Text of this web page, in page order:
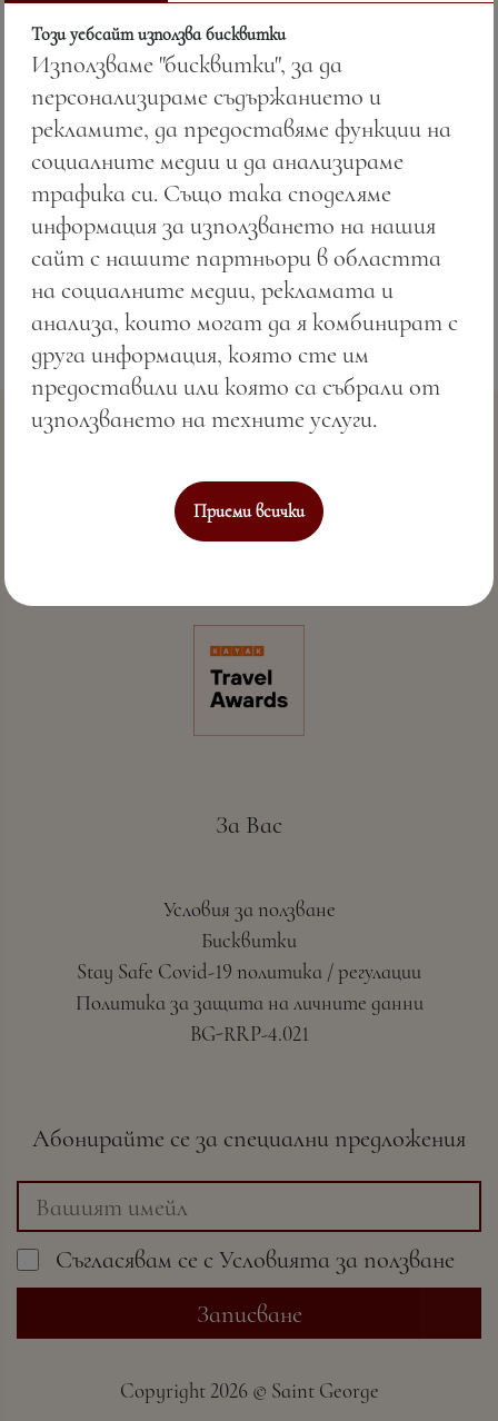
Джи енд Би, Джони Уокър Къти Сарк,
100 Гайди
Цена:6.84 лв. / 3.50 €
Тегло:50.00 гр.
Вижте повече
За Вас
Условия за ползване
Бисквитки
Stay Safe Covid-19 политика / регулации
Политика за защита на личните данни
BG-RRP-4.021
Абонирайте се за специални предложения
Съгласявам се с Условиятаза ползване
Записване
Copyright 2026 © Saint George
Този уебсайт използва бисквитки
Използваме "бисквитки", за да
персонализираме съдържанието и
рекламите, да предоставяме функции на
социалните медии и да анализираме
трафика си. Също така споделяме
информация за използването на нашия
сайт с нашите партньори в областта
на социалните медии, рекламата и
анализа, които могат да я комбинират с
друга информация, която сте им
предоставили или която са събрали от
използването на техните услуги.
Приеми всички